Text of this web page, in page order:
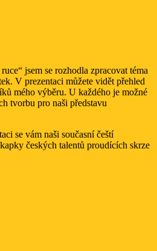
jsem se rozhodla zpracovat téma
V prezentaci můžete vidět přehled
mého výběru. U každého je možné
tvorbu pro naši představu
se vám naši současní čeští
českých talentů proudících skrze